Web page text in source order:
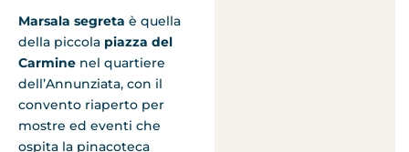
Marsala segreta è quella
della piccola piazza del
Carmine nel quartiere
dell’Annunziata, con il
convento riaperto per
mostre ed eventi che
ospita la pinacoteca